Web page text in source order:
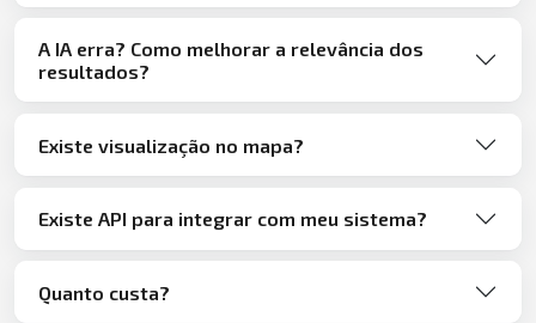
A IA erra? Como melhorar a relevância dos
resultados?
Existe visualização no mapa?
Existe API para integrar com meu sistema?
Quanto custa?